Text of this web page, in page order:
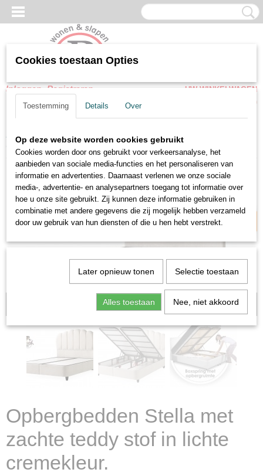
Inloggen Registreren
UW WINKELWAGEN
(0)
Home > Opbergbedden > Opbergbedden Zonder Matras
Opbergbedden Stella met zachte teddy stof in lichte cremekleur.
Aanbieding
Snel leverbaar
Opbergbedden Stella met
zachte teddy stof in lichte
cremekleur.
Cookies toestaan Opties
Toestemming Details Over
Op deze website worden cookies gebruikt
Cookies worden door ons gebruikt voor verkeersanalyse, het
aanbieden van sociale media-functies en het personaliseren van
informatie en advertenties. Daarnaast verlenen we onze sociale
media-, advertentie- en analysepartners toegang tot informatie over
hoe u onze site gebruikt. Zij kunnen deze informatie gebruiken in
combinatie met andere gegevens die zij mogelijk hebben verzameld
door uw gebruik van hun diensten of die u hen hebt verstrekt.
Later opnieuw tonen Selectie toestaan
Alles toestaan Nee, niet akkoord